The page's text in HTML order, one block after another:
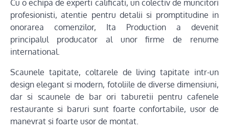
Cu o echipa de experti calificati, un colectiv de muncitori
profesionisti, atentie pentru detalii si promptitudine in
onorarea comenzilor, Ita Production a devenit
principalul producator al unor firme de renume
international.
Scaunele tapitate, coltarele de living tapitate intr-un
design elegant si modern, fotoliile de diverse dimensiuni,
dar si scaunele de bar ori taburetii pentru cafenele
restaurante si baruri sunt foarte confortabile, usor de
manevrat si foarte usor de montat.